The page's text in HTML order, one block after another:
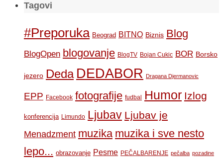
Tagovi
#Preporuka Beograd BITNO Biznis Blog
BlogOpen blogovanje BlogTV Bojan Cukic BOR Borsko
jezero Deda DEDABOR Dragana Djermanovic
EPP Facebook fotografije fudbal Humor Izlog
konferencija Limundo Ljubav Ljubav je
Menadzment muzika muzika i sve nesto
lepo... obrazovanje Pesme PEČALBARENJE pečalba pozadine